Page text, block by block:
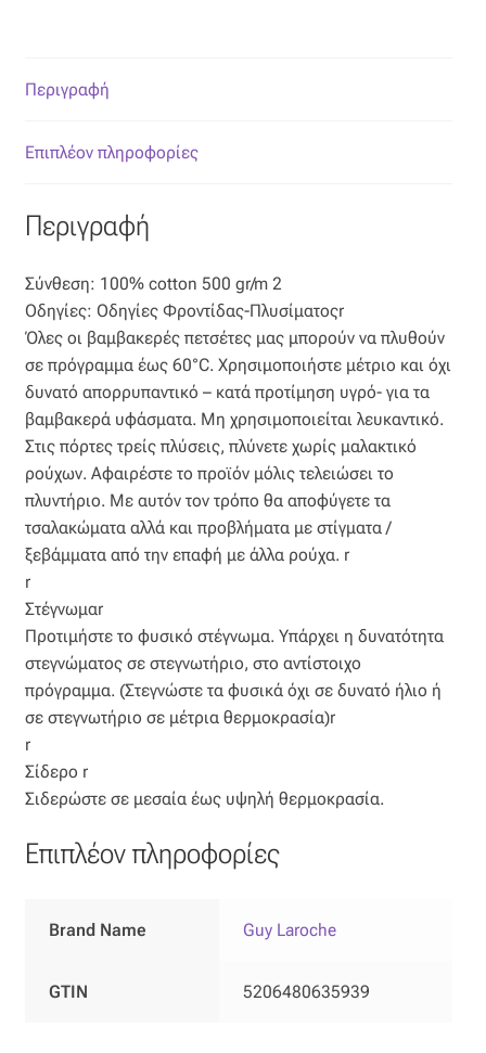
Επιπλόπανο
Ζακάρ
Λινό
Λονέτα
Μουσελίνα
Μπροκάρ
Οργάντζα
Οργάντζα διπλή
Οργάντζα με κέντημα
Οργάντζα με ταφτά
Οργάντζα με φλοκ
Σενίλ
Περιγραφή
Επιπλέον πληροφορίες
Περιγραφή
Σύνθεση: 100% cotton 500 gr/m 2
Οδηγίες: Οδηγίες Φροντίδας-Πλυσίματοςr
Όλες οι βαμβακερές πετσέτες μας μπορούν να πλυθούν
σε πρόγραμμα έως 60°C. Χρησιμοποιήστε μέτριο και όχι
δυνατό απορρυπαντικό – κατά προτίμηση υγρό- για τα
βαμβακερά υφάσματα. Μη χρησιμοποιείται λευκαντικό.
Στις πόρτες τρείς πλύσεις, πλύνετε χωρίς μαλακτικό
ρούχων. Αφαιρέστε το προϊόν μόλις τελειώσει το
πλυντήριο. Με αυτόν τον τρόπο θα αποφύγετε τα
τσαλακώματα αλλά και προβλήματα με στίγματα /
ξεβάμματα από την επαφή με άλλα ρούχα. r
r
Στέγνωμαr
Προτιμήστε το φυσικό στέγνωμα. Υπάρχει η δυνατότητα
στεγνώματος σε στεγνωτήριο, στο αντίστοιχο
πρόγραμμα. (Στεγνώστε τα φυσικά όχι σε δυνατό ήλιο ή
σε στεγνωτήριο σε μέτρια θερμοκρασία)r
r
Σίδερο r
Σιδερώστε σε μεσαία έως υψηλή θερμοκρασία.
Επιπλέον πληροφορίες
Brand Name Guy Laroche
GTIN 5206480635939